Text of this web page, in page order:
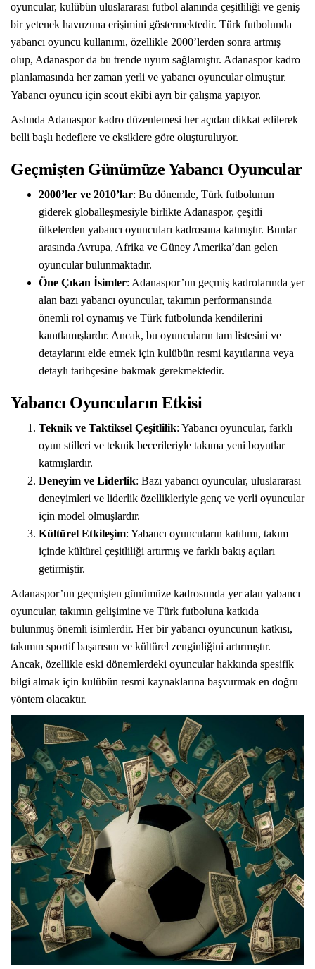
oyuncular, kulübün uluslararası futbol alanında çeşitliliği ve geniş
bir yetenek havuzuna erişimini göstermektedir. Türk futbolunda
yabancı oyuncu kullanımı, özellikle 2000’lerden sonra artmış
olup, Adanaspor da bu trende uyum sağlamıştır. Adanaspor kadro
planlamasında her zaman yerli ve yabancı oyuncular olmuştur.
Yabancı oyuncu için scout ekibi ayrı bir çalışma yapıyor.
Aslında Adanaspor kadro düzenlemesi her açıdan dikkat edilerek
belli başlı hedeflere ve eksiklere göre oluşturuluyor.
Geçmişten Günümüze Yabancı Oyuncular
2000’ler ve 2010’lar: Bu dönemde, Türk futbolunun
giderek globalleşmesiyle birlikte Adanaspor, çeşitli
ülkelerden yabancı oyuncuları kadrosuna katmıştır. Bunlar
arasında Avrupa, Afrika ve Güney Amerika’dan gelen
oyuncular bulunmaktadır.
Öne Çıkan İsimler: Adanaspor’un geçmiş kadrolarında yer
alan bazı yabancı oyuncular, takımın performansında
önemli rol oynamış ve Türk futbolunda kendilerini
kanıtlamışlardır. Ancak, bu oyuncuların tam listesini ve
detaylarını elde etmek için kulübün resmi kayıtlarına veya
detaylı tarihçesine bakmak gerekmektedir.
Yabancı Oyuncuların Etkisi
Teknik ve Taktiksel Çeşitlilik: Yabancı oyuncular, farklı
oyun stilleri ve teknik becerileriyle takıma yeni boyutlar
katmışlardır.
Deneyim ve Liderlik: Bazı yabancı oyuncular, uluslararası
deneyimleri ve liderlik özellikleriyle genç ve yerli oyuncular
için model olmuşlardır.
Kültürel Etkileşim: Yabancı oyuncuların katılımı, takım
içinde kültürel çeşitliliği artırmış ve farklı bakış açıları
getirmiştir.
Adanaspor’un geçmişten günümüze kadrosunda yer alan yabancı
oyuncular, takımın gelişimine ve Türk futboluna katkıda
bulunmuş önemli isimlerdir. Her bir yabancı oyuncunun katkısı,
takımın sportif başarısını ve kültürel zenginliğini artırmıştır.
Ancak, özellikle eski dönemlerdeki oyuncular hakkında spesifik
bilgi almak için kulübün resmi kaynaklarına başvurmak en doğru
yöntem olacaktır.